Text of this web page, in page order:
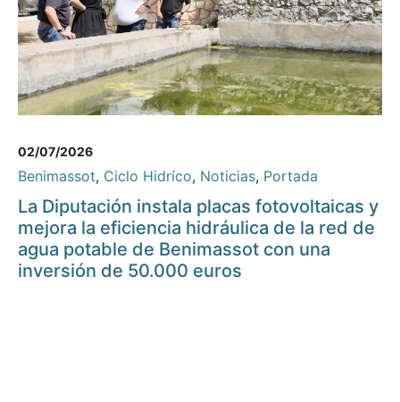
02/07/2026
Benimassot, Ciclo Hidríco, Noticias, Portada
La Diputación instala placas fotovoltaicas y
mejora la eficiencia hidráulica de la red de
agua potable de Benimassot con una
inversión de 50.000 euros